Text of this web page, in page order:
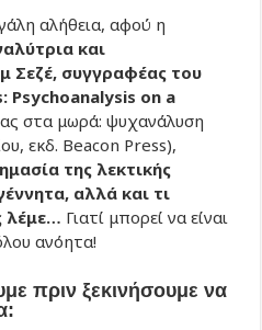
αλήθεια, αφού η
και
Σεζέ, συγγραφέας του
Psychoanalysis on a
στα μωρά: ψυχανάλυση
εκδ. Beacon Press),
της λεκτικής
αλλά και τι
λέμε… Γιατί μπορεί να είναι
ανόητα!
πριν ξεκινήσουμε να